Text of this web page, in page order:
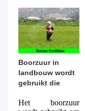
Boorzuur in
landbouw wordt
gebruikt die
Het boorzuur